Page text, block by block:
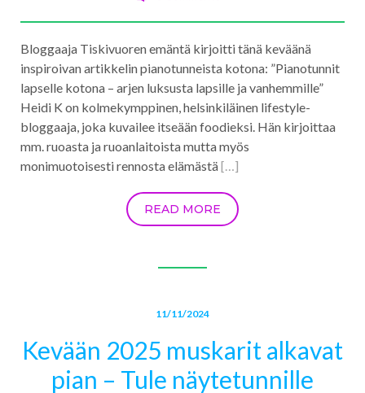
Bloggaaja Tiskivuoren emäntä kirjoitti tänä keväänä
inspiroivan artikkelin pianotunneista kotona: ”Pianotunnit
lapselle kotona – arjen luksusta lapsille ja vanhemmille”
Heidi K on kolmekymppinen, helsinkiläinen lifestyle-
bloggaaja, joka kuvailee itseään foodieksi. Hän kirjoittaa
mm. ruoasta ja ruoanlaitoista mutta myös
monimuotoisesti rennosta elämästä[…]
READ MORE
11/11/2024
Kevään 2025 muskarit alkavat
pian – Tule näytetunnille